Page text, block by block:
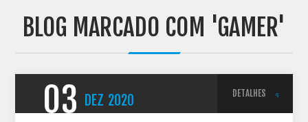
BLOG MARCADO COM 'GAMER'
03 DEZ 2020 DETALHES